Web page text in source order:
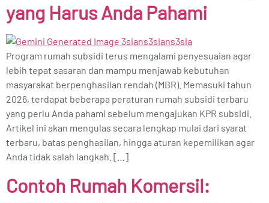
yang Harus Anda Pahami
Program rumah subsidi terus mengalami penyesuaian agar
lebih tepat sasaran dan mampu menjawab kebutuhan
masyarakat berpenghasilan rendah (MBR). Memasuki tahun
2026, terdapat beberapa peraturan rumah subsidi terbaru
yang perlu Anda pahami sebelum mengajukan KPR subsidi.
Artikel ini akan mengulas secara lengkap mulai dari syarat
terbaru, batas penghasilan, hingga aturan kepemilikan agar
Anda tidak salah langkah. […]
Contoh Rumah Komersil: